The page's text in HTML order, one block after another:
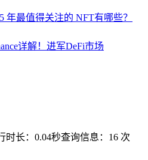
年最值得关注的 NFT有哪些？
详解！进军DeFi市场
时长：0.04秒查询信息：16 次